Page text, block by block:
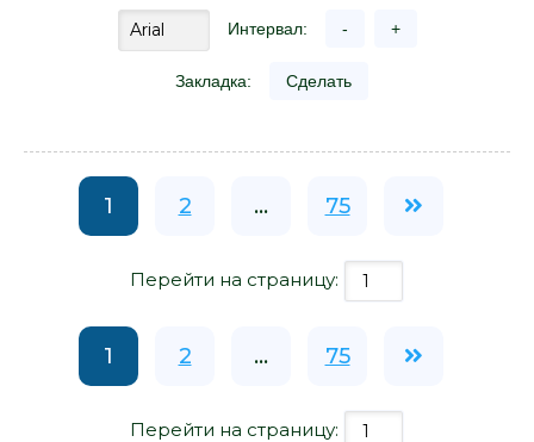
Интервал: - +
Закладка: Сделать
1 2 ... 75
Перейти на страницу:
1 2 ... 75
Перейти на страницу: